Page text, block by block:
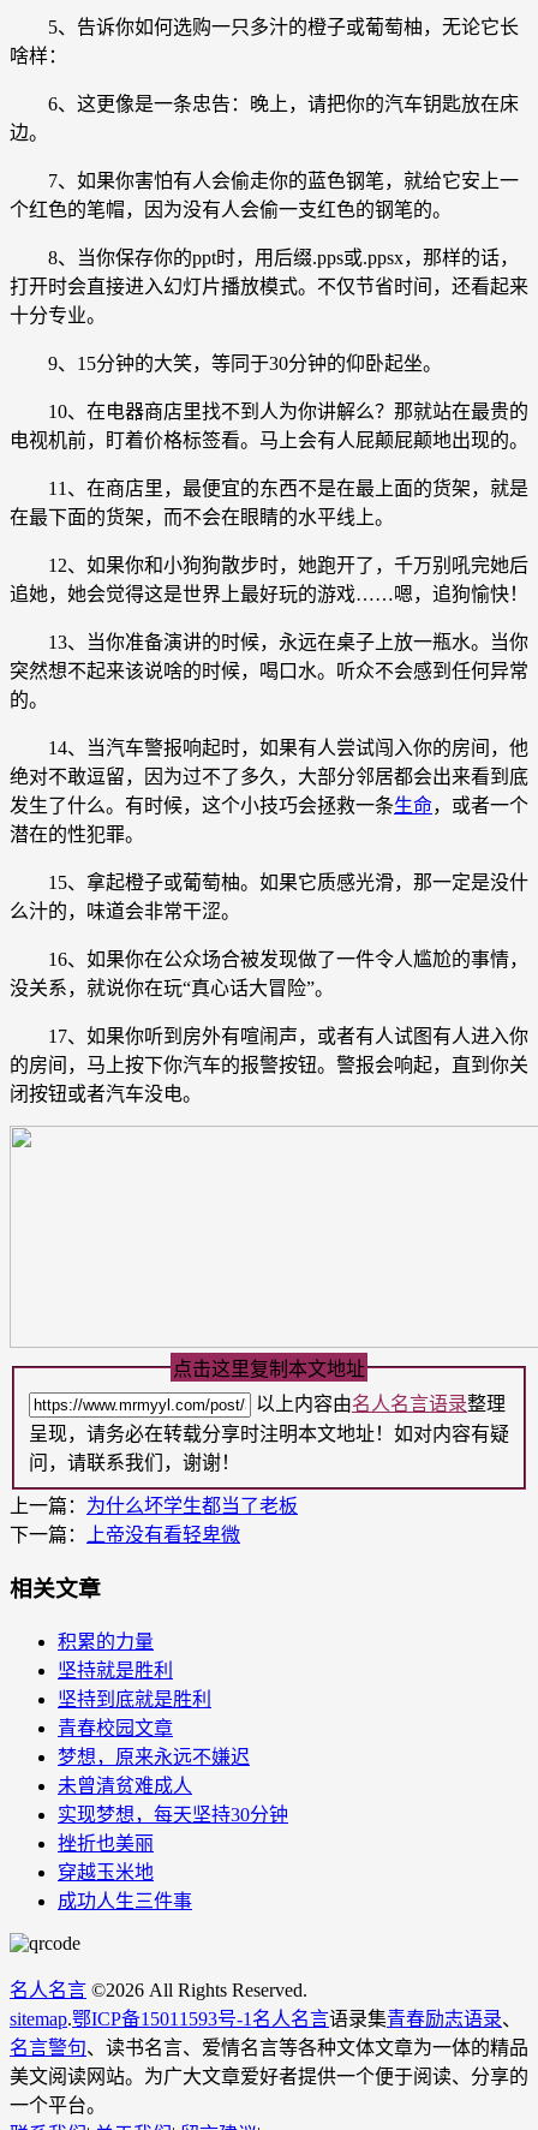
5、告诉你如何选购一只多汁的橙子或葡萄柚，无论它长
啥样：
6、这更像是一条忠告：晚上，请把你的汽车钥匙放在床
边。
7、如果你害怕有人会偷走你的蓝色钢笔，就给它安上一
个红色的笔帽，因为没有人会偷一支红色的钢笔的。
8、当你保存你的ppt时，用后缀.pps或.ppsx，那样的话，
打开时会直接进入幻灯片播放模式。不仅节省时间，还看起来
十分专业。
9、15分钟的大笑，等同于30分钟的仰卧起坐。
10、在电器商店里找不到人为你讲解么？那就站在最贵的
电视机前，盯着价格标签看。马上会有人屁颠屁颠地出现的。
11、在商店里，最便宜的东西不是在最上面的货架，就是
在最下面的货架，而不会在眼睛的水平线上。
12、如果你和小狗狗散步时，她跑开了，千万别吼完她后
追她，她会觉得这是世界上最好玩的游戏……嗯，追狗愉快！
13、当你准备演讲的时候，永远在桌子上放一瓶水。当你
突然想不起来该说啥的时候，喝口水。听众不会感到任何异常
的。
14、当汽车警报响起时，如果有人尝试闯入你的房间，他
绝对不敢逗留，因为过不了多久，大部分邻居都会出来看到底
发生了什么。有时候，这个小技巧会拯救一条生命，或者一个
潜在的性犯罪。
15、拿起橙子或葡萄柚。如果它质感光滑，那一定是没什
么汁的，味道会非常干涩。
16、如果你在公众场合被发现做了一件令人尴尬的事情，
没关系，就说你在玩“真心话大冒险”。
17、如果你听到房外有喧闹声，或者有人试图有人进入你
的房间，马上按下你汽车的报警按钮。警报会响起，直到你关
闭按钮或者汽车没电。
点击这里复制本文地址
以上内容由名人名言语录整理
呈现，请务必在转载分享时注明本文地址！如对内容有疑
问，请联系我们，谢谢！
上一篇： 为什么坏学生都当了老板
下一篇： 上帝没有看轻卑微
相关文章
积累的力量
坚持就是胜利
坚持到底就是胜利
青春校园文章
梦想，原来永远不嫌迟
未曾清贫难成人
实现梦想，每天坚持30分钟
挫折也美丽
穿越玉米地
成功人生三件事
名人名言 ©2026 All Rights Reserved.
sitemap.鄂ICP备15011593号-1 名人名言语录集青春励志语录、
名言警句、读书名言、爱情名言等各种文体文章为一体的精品
美文阅读网站。为广大文章爱好者提供一个便于阅读、分享的
一个平台。